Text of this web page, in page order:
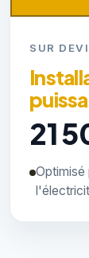
SUR
21
Optimisé